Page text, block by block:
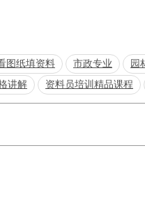
图纸填资料 市政专业
园
讲解
资料员培训精品课程